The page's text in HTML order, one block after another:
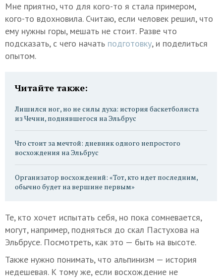
Мне приятно, что для кого-то я стала примером,
кого-то вдохновила. Считаю, если человек решил, что
ему нужны горы, мешать не стоит. Разве что
подсказать, с чего начать подготовку, и поделиться
опытом.
Читайте также:
Лишился ног, но не силы духа: история баскетболиста
из Чечни, поднявшегося на Эльбрус
Что стоит за мечтой: дневник одного непростого
восхождения на Эльбрус
Организатор восхождений: «Тот, кто идет последним,
обычно будет на вершине первым»
Те, кто хочет испытать себя, но пока сомневается,
могут, например, подняться до скал Пастухова на
Эльбрусе. Посмотреть, как это — быть на высоте.
Также нужно понимать, что альпинизм — история
недешевая. К тому же, если восхождение не